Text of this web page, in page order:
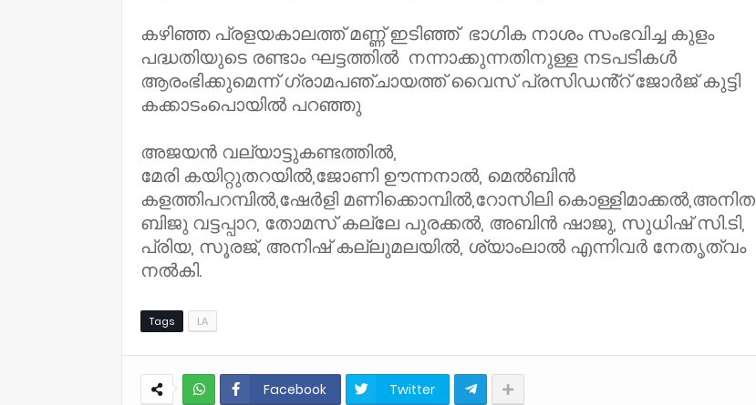
കഴിഞ്ഞ പ്രളയകാലത്ത് മണ്ണ് ഇടിഞ്ഞ് ഭാഗിക നാശം സംഭവിച്ച കുളം
പദ്ധതിയുടെ രണ്ടാം ഘട്ടത്തിൽ നന്നാക്കുന്നതിനുള്ള നടപടികൾ
ആരംഭിക്കുമെന്ന് ഗ്രാമപഞ്ചായത്ത് വൈസ് പ്രസിഡൻ്റ് ജോർജ് കുട്ടി
കക്കാടംപൊയിൽ പറഞ്ഞു
അജയൻ വല്യാട്ടുകണ്ടത്തിൽ,
മേരി കയിറ്റുതറയിൽ,ജോണി ഊന്നനാൽ, മെൽബിൻ
കളത്തിപറമ്പിൽ,ഷേർളി മണിക്കൊമ്പിൽ,റോസിലി കൊള്ളിമാക്കൽ,അനിത
ബിജു വട്ടപ്പാറ, തോമസ് കല്ലേ പുരക്കൽ, അബിൻ ഷാജു, സുധിഷ് സി.ടി,
പ്രിയ, സൂരജ്, അനിഷ് കല്ലുമലയിൽ, ശ്യാംലാൽ എന്നിവർ നേതൃത്വം
നൽകി.
Tags LA
Facebook Twitter